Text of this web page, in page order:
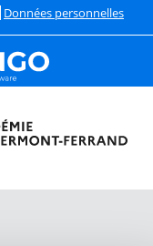
Données personnelles